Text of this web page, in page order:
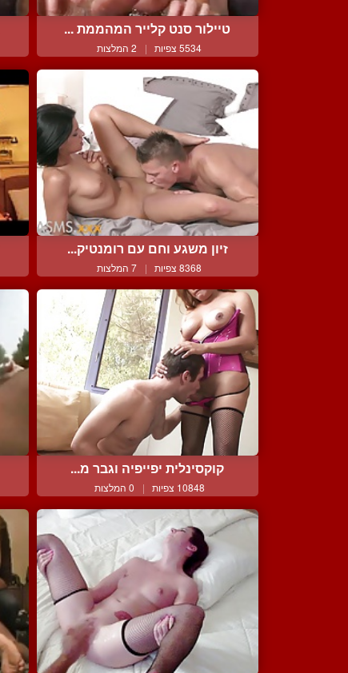
טיילור סנט קלייר המהממת ...
5534 צפיות | 2 המלצות
זיון משגע וחם עם רומנטיק...
8368 צפיות | 7 המלצות
קוקסינלית יפייפיה וגבר מ...
10848 צפיות | 0 המלצות